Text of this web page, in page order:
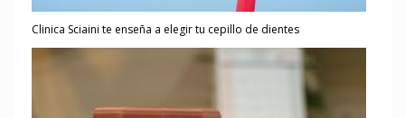
Clinica Sciaini te enseña a elegir tu cepillo de dientes